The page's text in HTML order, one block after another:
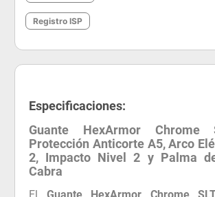
Registro ISP
Especificaciones:
Guante HexArmor Chrome
Protección Anticorte A5, Arco
2, Impacto Nivel 2 y Palma
Cabra